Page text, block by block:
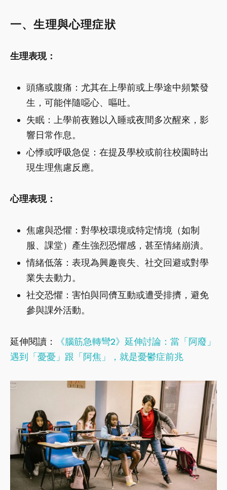
一、生理與心理症狀
生理表現：
頭痛或腹痛：尤其在上學前或上學途中頻繁發
生，可能伴隨噁心、嘔吐。
失眠：上學前夜難以入睡或夜間多次醒來，影
響日常作息。
心悸或呼吸急促：在提及學校或前往校園時出
現生理焦慮反應。
心理表現：
焦慮與恐懼：對學校環境或特定情境（如制
服、課堂）產生強烈恐懼感，甚至情緒崩潰。
情緒低落：表現為興趣喪失、社交回避或對學
業失去動力。
社交恐懼：害怕與同儕互動或遭受排擠，避免
參與課外活動。
延伸閱讀：
《腦筋急轉彎2》延伸討論：當「阿廢」
遇到「憂憂」跟「阿焦」，就是憂鬱症前兆